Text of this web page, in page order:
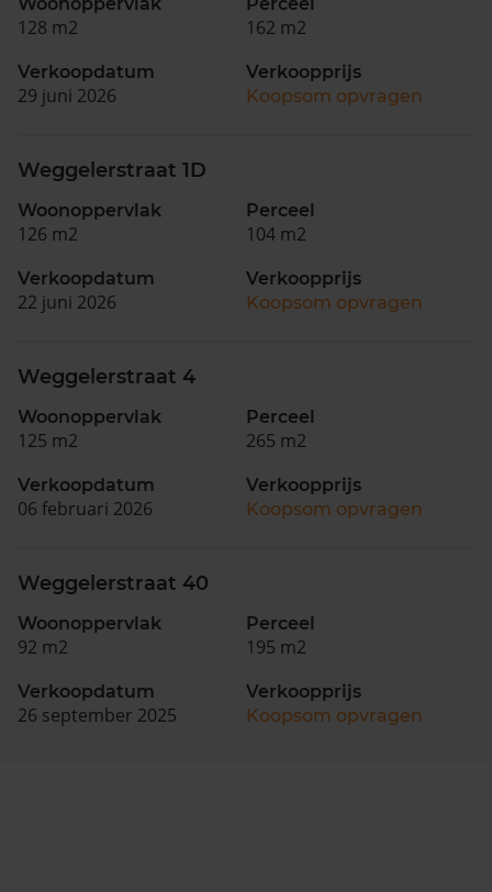
128 m2 162 m2
Verkoopdatum
29 juni 2026
Verkoopprijs
Koopsom opvragen
Weggelerstraat 1D
Woonoppervlak
126 m2
Perceel
104 m2
Verkoopdatum
22 juni 2026
Verkoopprijs
Koopsom opvragen
Weggelerstraat 4
Woonoppervlak
125 m2
Perceel
265 m2
Verkoopdatum
06 februari 2026
Verkoopprijs
Koopsom opvragen
Weggelerstraat 40
Woonoppervlak
92 m2
Perceel
195 m2
Verkoopdatum
26 september 2025
Verkoopprijs
Koopsom opvragen